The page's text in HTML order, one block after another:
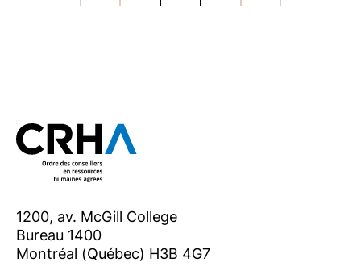
1200, av. McGill College
Bureau 1400
Montréal (Québec) H3B 4G7